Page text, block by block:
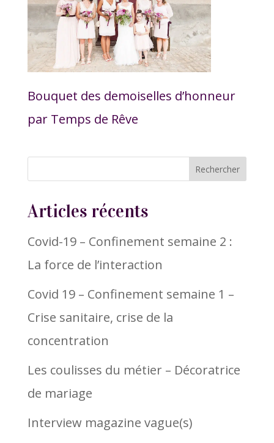
Bouquet des demoiselles d’honneur
par Temps de Rêve
Articles récents
Covid-19 – Confinement semaine 2 :
La force de l’interaction
Covid 19 – Confinement semaine 1 –
Crise sanitaire, crise de la
concentration
Les coulisses du métier – Décoratrice
de mariage
Interview magazine vague(s)